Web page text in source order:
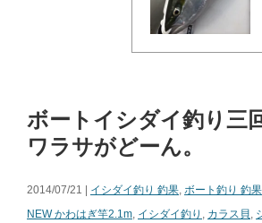
ボートイシダイ釣り三
ワラサがどーん。
2014/07/21 | イシダイ釣り 釣果, ボート釣り 釣果
NEW かわはぎ竿2.1m, イシダイ釣り , カラス貝,